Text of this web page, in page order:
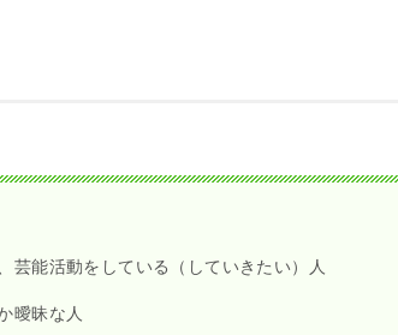
芸能活動をしている（していきたい）人
曖昧な人